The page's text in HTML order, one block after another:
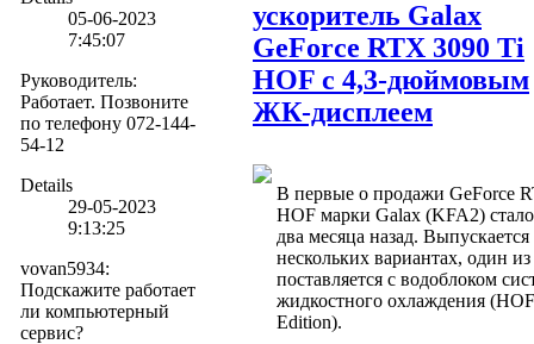
05-06-2023
7:45:07
Руководитель:
Работает. Позвоните
по телефону 072-144-
54-12
Details
29-05-2023
9:13:25
vovan5934:
Подскажите работает
ли компьютерный
сервис?
ускоритель Galax
GeForce RTX 3090 Ti
HOF с 4,3-дюймовым
ЖК-дисплеем
В первые о продажи GeForce
HOF марки Galax (KFA2)
два месяца назад.
нескольких вариантах, один
поставляется с водоблоком
жидкостного охлаждения
Edition).